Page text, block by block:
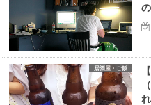
居酒屋・ご飯